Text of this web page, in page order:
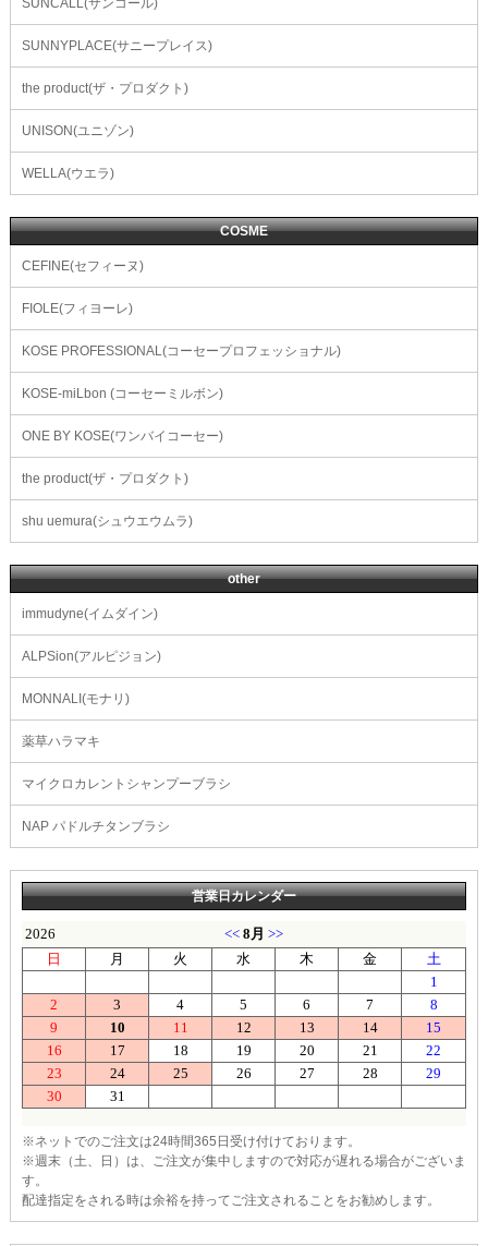
SUNCALL(サンコール)
SUNNYPLACE(サニープレイス)
the product(ザ・プロダクト)
UNISON(ユニゾン)
WELLA(ウエラ)
COSME
CEFINE(セフィーヌ)
FIOLE(フィヨーレ)
KOSE PROFESSIONAL(コーセープロフェッショナル)
KOSE-miLbon (コーセーミルボン)
ONE BY KOSE(ワンバイコーセー)
the product(ザ・プロダクト)
shu uemura(シュウエウムラ)
other
immudyne(イムダイン)
ALPSion(アルピジョン)
MONNALI(モナリ)
薬草ハラマキ
マイクロカレントシャンプーブラシ
NAP パドルチタンブラシ
営業日カレンダー
※ネットでのご注文は24時間365日受け付けております。
※週末（土、日）は、ご注文が集中しますので対応が遅れる場合がございま
す。
配達指定をされる時は余裕を持ってご注文されることをお勧めします。